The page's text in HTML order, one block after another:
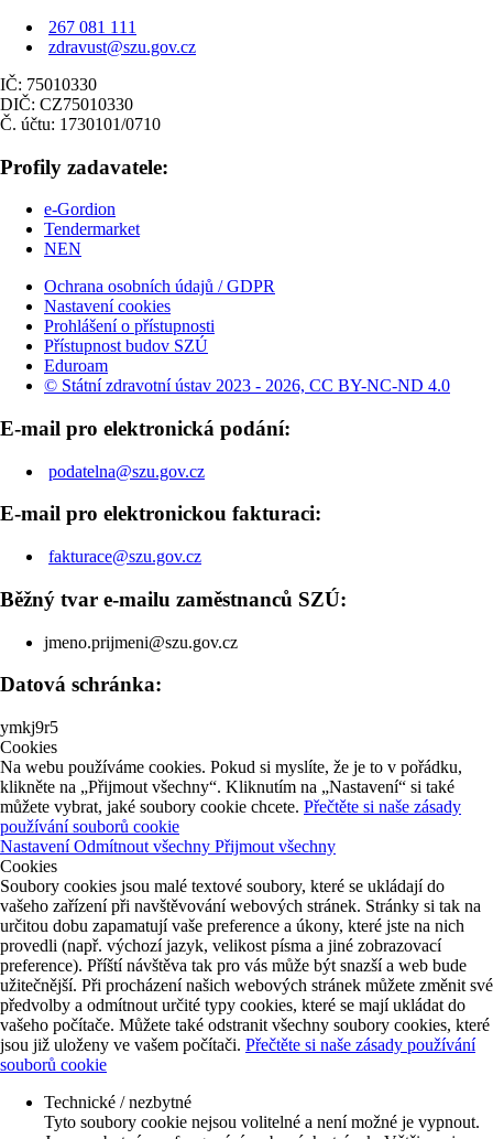
267 081 111
zdravust@szu.gov.cz
IČ: 75010330
DIČ: CZ75010330
Č. účtu: 1730101/0710
Profily zadavatele:
e-Gordion
Tendermarket
NEN
Ochrana osobních údajů / GDPR
Nastavení cookies
Prohlášení o přístupnosti
Přístupnost budov SZÚ
Eduroam
© Státní zdravotní ústav 2023 - 2026, CC BY-NC-ND 4.0
E-mail pro elektronická podání:
podatelna@szu.gov.cz
E-mail pro elektronickou fakturaci:
fakturace@szu.gov.cz
Běžný tvar e-mailu zaměstnanců SZÚ:
jmeno.prijmeni@szu.gov.cz
Datová schránka:
ymkj9r5
Cookies
Na webu používáme cookies. Pokud si myslíte, že je to v pořádku,
klikněte na „Přijmout všechny“. Kliknutím na „Nastavení“ si také
můžete vybrat, jaké soubory cookie chcete. Přečtěte si naše zásady
používání souborů cookie
NastaveníOdmítnout všechny Přijmout všechny
Cookies
Soubory cookies jsou malé textové soubory, které se ukládají do
vašeho zařízení při navštěvování webových stránek. Stránky si tak na
určitou dobu zapamatují vaše preference a úkony, které jste na nich
provedli (např. výchozí jazyk, velikost písma a jiné zobrazovací
preference). Příští návštěva tak pro vás může být snazší a web bude
užitečnější. Při procházení našich webových stránek můžete změnit své
předvolby a odmítnout určité typy cookies, které se mají ukládat do
vašeho počítače. Můžete také odstranit všechny soubory cookies, které
jsou již uloženy ve vašem počítači. Přečtěte si naše zásady používání
souborů cookie
Technické / nezbytné
Tyto soubory cookie nejsou volitelné a není možné je vypnout.